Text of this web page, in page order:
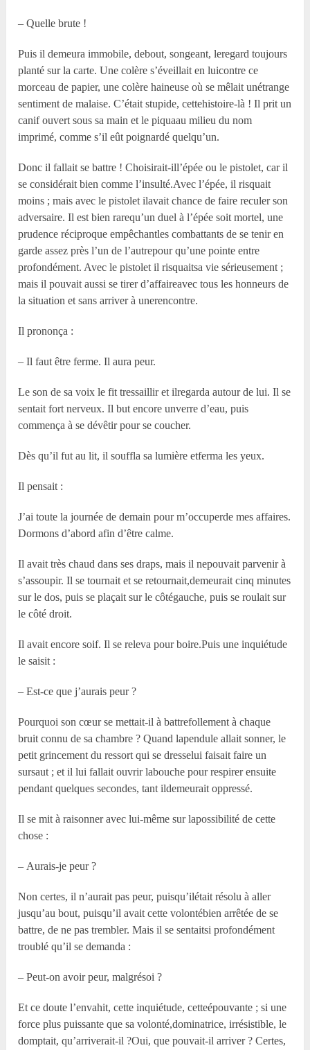
– Quelle brute !
Puis il demeura immobile, debout, songeant, leregard toujours
planté sur la carte. Une colère s’éveillait en luicontre ce
morceau de papier, une colère haineuse où se mêlait unétrange
sentiment de malaise. C’était stupide, cettehistoire-là ! Il prit un
canif ouvert sous sa main et le piquaau milieu du nom
imprimé, comme s’il eût poignardé quelqu’un.
Donc il fallait se battre ! Choisirait-ill’épée ou le pistolet, car il
se considérait bien comme l’insulté.Avec l’épée, il risquait
moins ; mais avec le pistolet ilavait chance de faire reculer son
adversaire. Il est bien rarequ’un duel à l’épée soit mortel, une
prudence réciproque empêchantles combattants de se tenir en
garde assez près l’un de l’autrepour qu’une pointe entre
profondément. Avec le pistolet il risquaitsa vie sérieusement ;
mais il pouvait aussi se tirer d’affaireavec tous les honneurs de
la situation et sans arriver à unerencontre.
Il prononça :
– Il faut être ferme. Il aura peur.
Le son de sa voix le fit tressaillir et ilregarda autour de lui. Il se
sentait fort nerveux. Il but encore unverre d’eau, puis
commença à se dévêtir pour se coucher.
Dès qu’il fut au lit, il souffla sa lumière etferma les yeux.
Il pensait :
J’ai toute la journée de demain pour m’occuperde mes affaires.
Dormons d’abord afin d’être calme.
Il avait très chaud dans ses draps, mais il nepouvait parvenir à
s’assoupir. Il se tournait et se retournait,demeurait cinq minutes
sur le dos, puis se plaçait sur le côtégauche, puis se roulait sur
le côté droit.
Il avait encore soif. Il se releva pour boire.Puis une inquiétude
le saisit :
– Est-ce que j’aurais peur ?
Pourquoi son cœur se mettait-il à battrefollement à chaque
bruit connu de sa chambre ? Quand lapendule allait sonner, le
petit grincement du ressort qui se dresselui faisait faire un
sursaut ; et il lui fallait ouvrir labouche pour respirer ensuite
pendant quelques secondes, tant ildemeurait oppressé.
Il se mit à raisonner avec lui-même sur lapossibilité de cette
chose :
– Aurais-je peur ?
Non certes, il n’aurait pas peur, puisqu’ilétait résolu à aller
jusqu’au bout, puisqu’il avait cette volontébien arrêtée de se
battre, de ne pas trembler. Mais il se sentaitsi profondément
troublé qu’il se demanda :
– Peut-on avoir peur, malgrésoi ?
Et ce doute l’envahit, cette inquiétude, cetteépouvante ; si une
force plus puissante que sa volonté,dominatrice, irrésistible, le
domptait, qu’arriverait-il ?Oui, que pouvait-il arriver ? Certes,